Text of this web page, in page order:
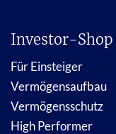
Investor-Shop
Für Einsteiger
Vermögensaufbau
Vermögensschutz
High Performer